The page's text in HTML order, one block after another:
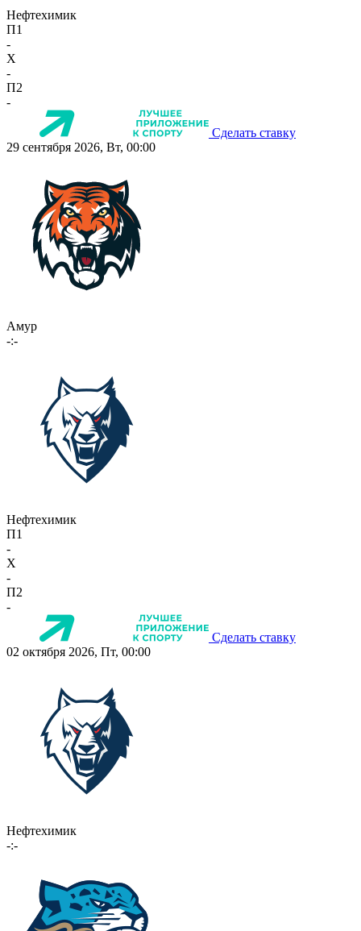
Нефтехимик
П1
-
X
-
П2
-
Сделать ставку
29 сентября 2026, Вт, 00:00
Амур
-:-
Нефтехимик
П1
-
X
-
П2
-
Сделать ставку
02 октября 2026, Пт, 00:00
Нефтехимик
-:-